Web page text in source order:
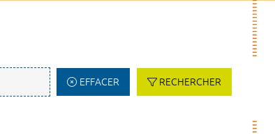
EFFACER RECHERCHER